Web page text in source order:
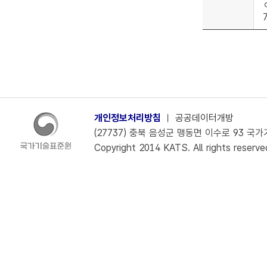
개인정보처리방침 ㅣ 공공데이터개방
(27737) 충북 음성군 맹동면 이수로 93 국
Copyright 2014 KATS. All rights